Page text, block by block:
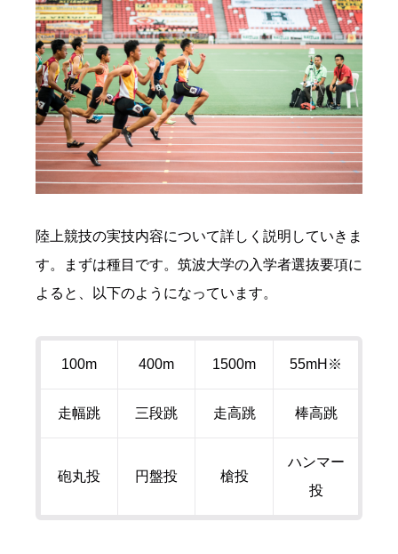
陸上競技の実技内容について詳しく説明していきま
す。まずは種目です。筑波大学の入学者選抜要項に
よると、以下のようになっています。
100m 400m 1500m 55mH※
走幅跳 三段跳 走高跳 棒高跳
砲丸投 円盤投 槍投
ハンマー
投